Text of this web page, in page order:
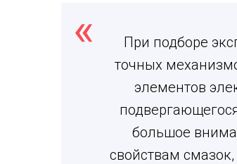
При подборе
точных
элементов
большое
свойствам